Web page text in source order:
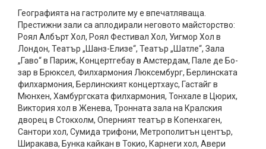
Географията на гастролите му е впечатляваща.
Престижни зали са аплодирали неговото майсторство:
Роял Албърт Хол, Роял Фестивал Хол, Уигмор Хол в
Лондон, Театър „Шанз-Елизе“, Театър „Шатле“, Зала
„Гаво“ в Париж, Концертгебау в Амстердам, Пале де Бо-
зар в Брюксел, Филхармония Люксембург, Берлинската
филхармония, Берлинският концертхаус, Гастайг в
Мюнхен, Хамбургската филхармония, Тонхале в Цюрих,
Виктория хол в Женева, Тронната зала на Кралския
дворец в Стокхолм, Оперният театър в Копенхаген,
Сантори хол, Сумида трифони, Метрополитън център,
Ширакава, Бунка кайкан в Токио, Карнеги хол, Авери